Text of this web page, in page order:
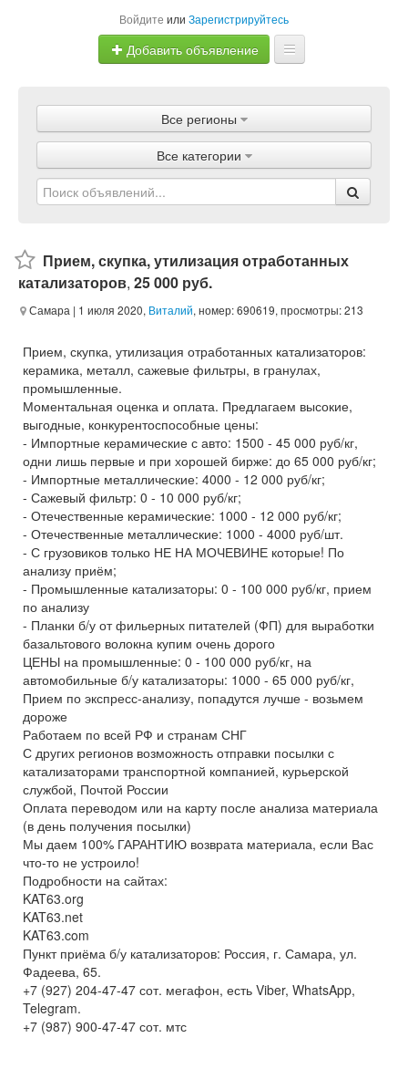
Войдите или Зарегистрируйтесь
Добавить объявление
Объявления
Магазины
Услуги
Все регионы
Все категории
Прием, скупка, утилизация отработанных
катализаторов, 25 000 руб.
Самара | 1 июля 2020, Виталий, номер: 690619, просмотры: 213
Прием, скупка, утилизация отработанных катализаторов:
керамика, металл, сажевые фильтры, в гранулах,
промышленные.
Моментальная оценка и оплата. Предлагаем высокие,
выгодные, конкурентоспособные цены:
- Импортные керамические с авто: 1500 - 45 000 руб/кг,
одни лишь первые и при хорошей бирже: до 65 000 руб/кг;
- Импортные металлические: 4000 - 12 000 руб/кг;
- Сажевый фильтр: 0 - 10 000 руб/кг;
- Отечественные керамические: 1000 - 12 000 руб/кг;
- Отечественные металлические: 1000 - 4000 руб/шт.
- С грузовиков только НЕ НА МОЧЕВИНЕ которые! По
анализу приём;
- Промышленные катализаторы: 0 - 100 000 руб/кг, прием
по анализу
- Планки б/у от фильерных питателей (ФП) для выработки
базальтового волокна купим очень дорого
ЦЕНЫ на промышленные: 0 - 100 000 руб/кг, на
автомобильные б/у катализаторы: 1000 - 65 000 руб/кг,
Прием по экспресс-анализу, попадутся лучше - возьмем
дороже
Работаем по всей РФ и странам СНГ
С других регионов возможность отправки посылки с
катализаторами транспортной компанией, курьерской
службой, Почтой России
Оплата переводом или на карту после анализа материала
(в день получения посылки)
Мы даем 100% ГАРАНТИЮ возврата материала, если Вас
что-то не устроило!
Подробности на сайтах:
KAT63.org
KAT63.net
KAT63.com
Пункт приёма б/у катализаторов: Россия, г. Самара, ул.
Фадеева, 65.
+7 (927) 204-47-47 сот. мегафон, есть Viber, WhatsApp,
Telegram.
+7 (987) 900-47-47 сот. мтс